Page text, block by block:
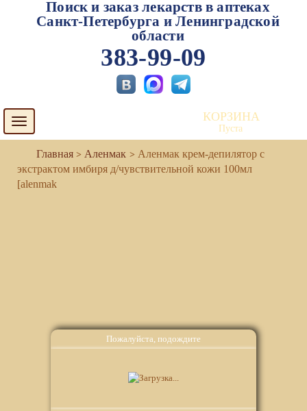
Пожалуйста, подождите
Поиск и заказ лекарств в аптеках
Санкт-Петербурга и Ленинградской
области
383-99-09
Toggle
navigation
КОРЗИНА
Пуста
Аленмак
Аленмак крем-депилятор с
экстрактом имбиря д/чувствительной кожи 100мл
[alenmak